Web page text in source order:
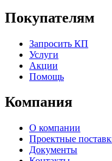
Покупателям
Запросить КП
Услуги
Акции
Помощь
Компания
О компании
Проектные
Документы